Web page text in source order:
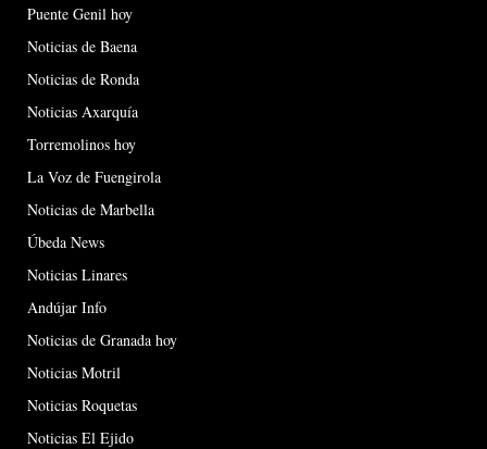
Puente Genil hoy
Noticias de Baena
Noticias de Ronda
Noticias Axarquía
Torremolinos hoy
La Voz de Fuengirola
Noticias de Marbella
Úbeda News
Noticias Linares
Andújar Info
Noticias de Granada hoy
Noticias Motril
Noticias Roquetas
Noticias El Ejido